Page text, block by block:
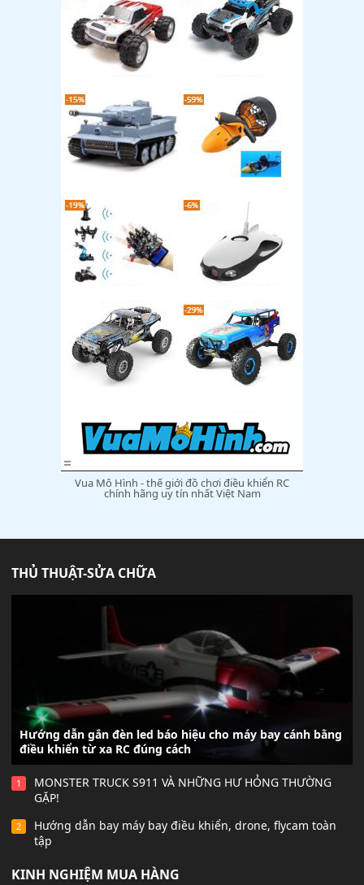
Vua Mô Hình - thế giới đồ chơi điều khiển RC
chính hãng uy tín nhất Việt Nam
THỦ THUẬT-SỬA CHỮA
Hướng dẫn gắn đèn led báo hiệu cho máy bay cánh bằng
điều khiển từ xa RC đúng cách
1
MONSTER TRUCK S911 VÀ NHỮNG HƯ HỎNG THƯỜNG
GẶP!
2
Hướng dẫn bay máy bay điều khiển, drone, flycam toàn
tập
KINH NGHIỆM MUA HÀNG